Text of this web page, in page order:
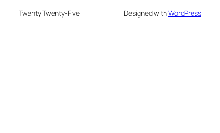
Twenty Twenty-Five Designed withWordPress